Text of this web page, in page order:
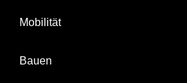
Mobilität
Bauen